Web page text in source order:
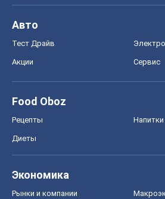
Авто
Тест Драйв
Акции Сервис
Food Oboz
Рецепты Напитки
Диеты
Экономика
Рынки и компании